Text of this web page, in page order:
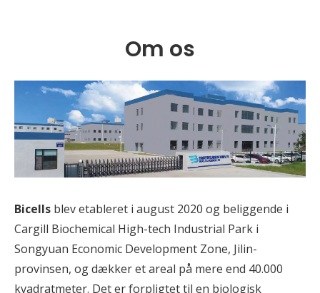
Om os
Bicells blev etableret i august 2020 og beliggende i
Cargill Biochemical High-tech Industrial Park i
Songyuan Economic Development Zone, Jilin-
provinsen, og dækker et areal på mere end 40.000
kvadratmeter. Det er forpligtet til en biologisk